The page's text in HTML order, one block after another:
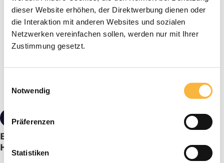
dieser Website erhöhen, der Direktwerbung dienen oder
die Interaktion mit anderen Websites und sozialen
Netzwerken vereinfachen sollen, werden nur mit Ihrer
Zustimmung gesetzt.
Notwendig
Präferenzen
Statistiken
16,40 €*
Bieno® Wabendraht-Spanner mit
Holzgriffschalen